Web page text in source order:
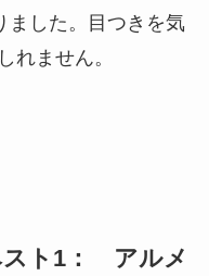
した。目つきを気
れません。
スト1： アルメ